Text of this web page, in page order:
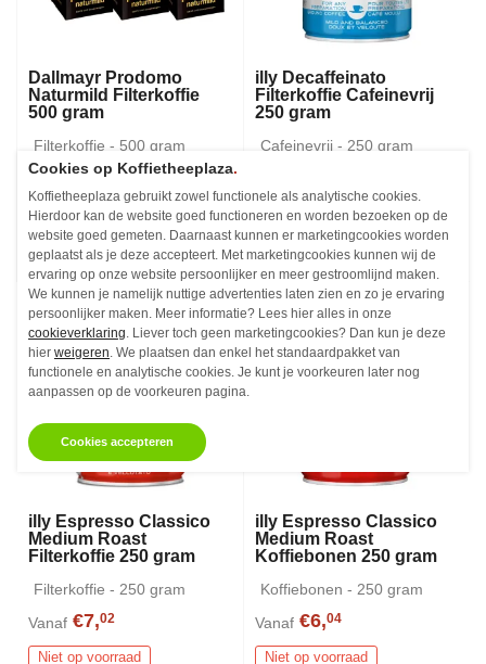
Dallmayr Prodomo
Naturmild Filterkoffie
500 gram
Filterkoffie - 500 gram
Vanaf €7,15
Niet op voorraad
illy Decaffeinato
Filterkoffie Cafeinevrij
250 gram
Cafeinevrij - 250 gram
Niet op voorraad
illy Espresso Classico
Medium Roast
Filterkoffie 250 gram
Filterkoffie - 250 gram
Vanaf €7,02
Niet op voorraad
illy Espresso Classico
Medium Roast
Koffiebonen 250 gram
Koffiebonen - 250 gram
Vanaf €6,04
Niet op voorraad
Cookies op Koffietheeplaza.
Koffietheeplaza gebruikt zowel functionele als analytische cookies.
Hierdoor kan de website goed functioneren en worden bezoeken op de
website goed gemeten. Daarnaast kunnen er marketingcookies worden
geplaatst als je deze accepteert. Met marketingcookies kunnen wij de
ervaring op onze website persoonlijker en meer gestroomlijnd maken.
We kunnen je namelijk nuttige advertenties laten zien en zo je ervaring
persoonlijker maken. Meer informatie? Lees hier alles in onze
cookieverklaring . Liever toch geen marketingcookies? Dan kun je deze
hier weigeren . We plaatsen dan enkel het standaardpakket van
functionele en analytische cookies. Je kunt je voorkeuren later nog
aanpassen op de voorkeuren pagina.
Cookies accepteren